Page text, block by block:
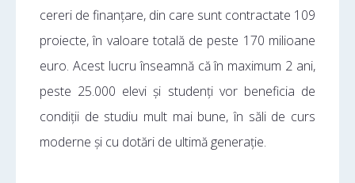
cereri de finanțare, din care sunt contractate 109
proiecte, în valoare totală de peste 170 milioane
euro. Acest lucru înseamnă că în maximum 2 ani,
peste 25.000 elevi și studenți vor beneficia de
condiții de studiu mult mai bune, în săli de curs
moderne și cu dotări de ultimă generație.